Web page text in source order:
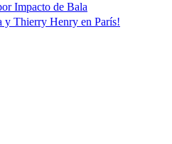
Impacto de Bala
Thierry Henry en París!